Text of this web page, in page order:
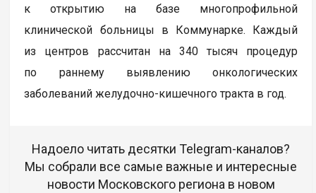
к открытию на базе многопрофильной
клинической больницы в Коммунарке. Каждый
из центров рассчитан на 340 тысяч процедур
по раннему выявлению онкологических
заболеваний желудочно-кишечного тракта в год.
Надоело читать десятки Telegram-каналов?
Мы собрали все самые важные и интересные
новости Московского региона в новом